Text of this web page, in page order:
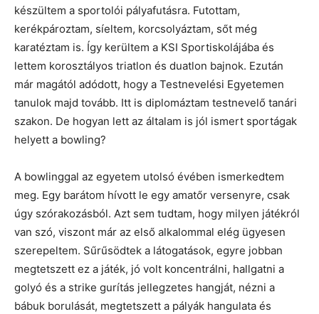
készültem a sportolói pályafutásra. Futottam,
kerékpároztam, síeltem, korcsolyáztam, sőt még
karatéztam is. Így kerültem a KSI Sportiskolájába és
lettem korosztályos triatlon és duatlon bajnok. Ezután
már magától adódott, hogy a Testnevelési Egyetemen
tanulok majd tovább. Itt is diplomáztam testnevelő tanári
szakon. De hogyan lett az általam is jól ismert sportágak
helyett a bowling?
A bowlinggal az egyetem utolsó évében ismerkedtem
meg. Egy barátom hívott le egy amatőr versenyre, csak
úgy szórakozásból. Azt sem tudtam, hogy milyen játékról
van szó, viszont már az első alkalommal elég ügyesen
szerepeltem. Sűrűsödtek a látogatások, egyre jobban
megtetszett ez a játék, jó volt koncentrálni, hallgatni a
golyó és a strike gurítás jellegzetes hangját, nézni a
bábuk borulását, megtetszett a pályák hangulata és